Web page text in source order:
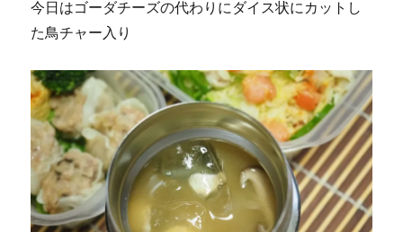
今日はゴーダチーズの代わりにダイス状にカットし
た鳥チャー入り